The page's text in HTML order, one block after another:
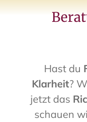
Hast du
Klarheit?
jetzt das
schauen